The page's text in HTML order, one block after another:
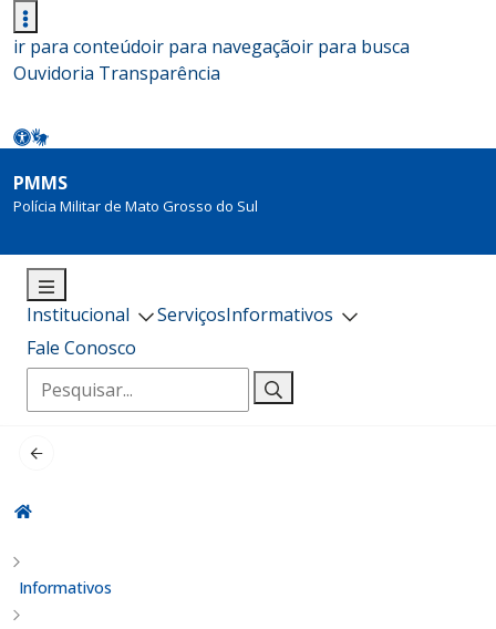
ir para conteúdoir para navegaçãoir para busca
Ouvidoria Transparência
PMMS
Polícia Militar de Mato Grosso do Sul
Institucional ServiçosInformativos
Fale Conosco
Pesquisar
por:
Informativos